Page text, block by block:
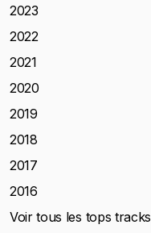
2023
2022
2021
2020
2019
2018
2017
2016
Voir tous les tops tracks